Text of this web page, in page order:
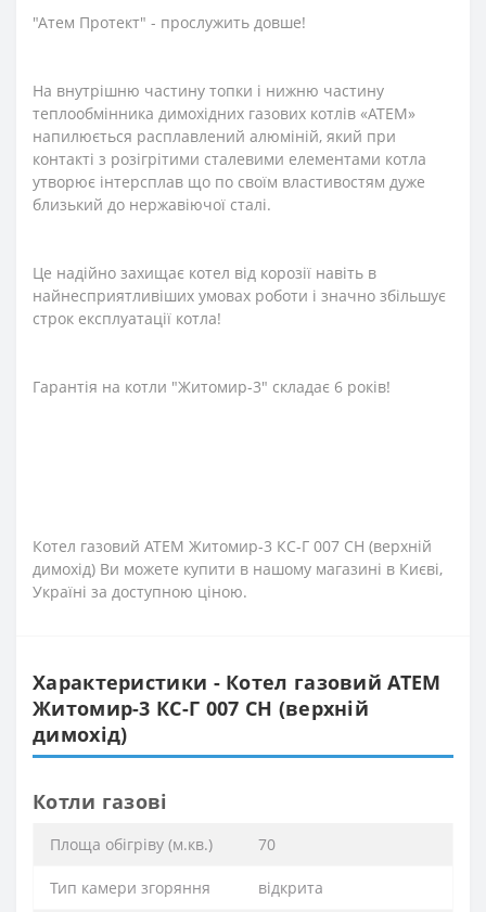
"Атем Протект" - прослужить довше!
На внутрішню частину топки і нижню частину
теплообмінника димохідних газових котлів «АТЕМ»
напилюється расплавлений алюміній, який при
контакті з розігрітими сталевими елементами котла
утворює інтерсплав що по своїм властивостям дуже
близький до нержавіючої сталі.
Це надійно захищає котел від корозії навіть в
найнесприятливіших умовах роботи і значно збільшує
строк експлуатації котла!
Гарантія на котли "Житомир-3" складає 6 років!
Котел газовий АТЕМ Житомир-3 КС-Г 007 СН (верхній
димохід) Ви можете купити в нашому магазині в Києві,
Україні за доступною ціною.
Характеристики - Котел газовий АТЕМ
Житомир-3 КС-Г 007 СН (верхній
димохід)
Котли газові
Площа обігріву (м.кв.) 70
Тип камери згоряння відкрита